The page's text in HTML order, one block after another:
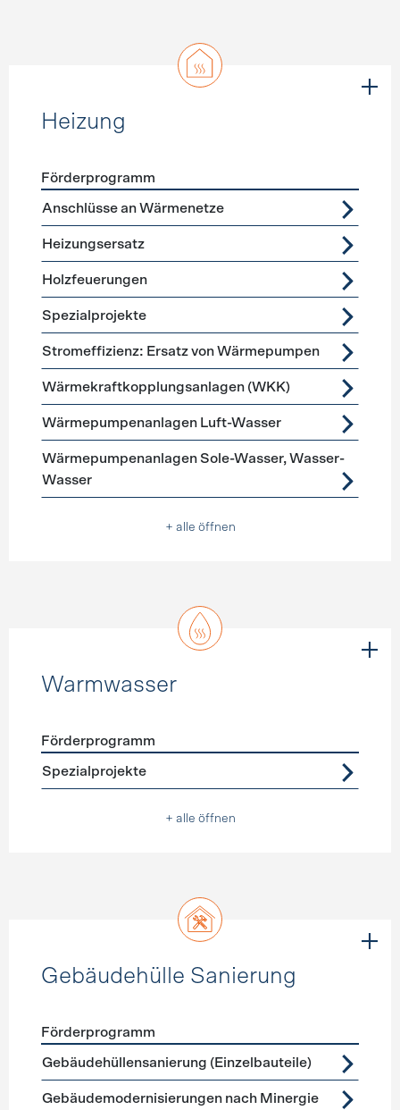
Heizung
Förderprogramme
Förderprogramm
Anschlüsse an Wärmenetze
Heizungsersatz
Holzfeuerungen
Spezialprojekte
Stromeffizienz: Ersatz von Wärmepumpen
Wärmekraftkopplungsanlagen (WKK)
Wärmepumpenanlagen Luft-Wasser
Wärmepumpenanlagen Sole-Wasser, Wasser-
Wasser
+ alle öffnen
Warmwasser
Förderprogramme
Förderprogramm
Spezialprojekte
+ alle öffnen
Gebäudehülle Sanierung
Förderprogramme Gebäudehülle Sanierung
Förderprogramm
Gebäudehüllensanierung (Einzelbauteile)
Gebäudemodernisierungen nach Minergie